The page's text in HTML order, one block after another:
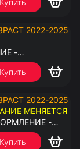
Купить
2022-2025
-
ВСЕ ГЕО
Купить
2022-2025
МЕНЯЕТСЯ
-
ВСЕ ГЕО
Купить